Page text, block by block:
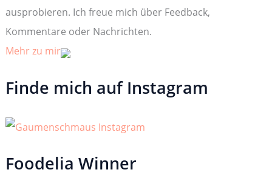
ausprobieren. Ich freue mich über Feedback,
Kommentare oder Nachrichten.
Mehr zu mir
Finde mich auf Instagram
Foodelia Winner